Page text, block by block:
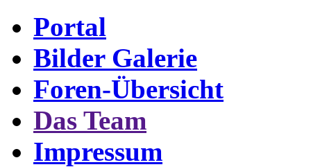
Portal
Bilder Galerie
Foren-Übersicht
Das Team
Impressum